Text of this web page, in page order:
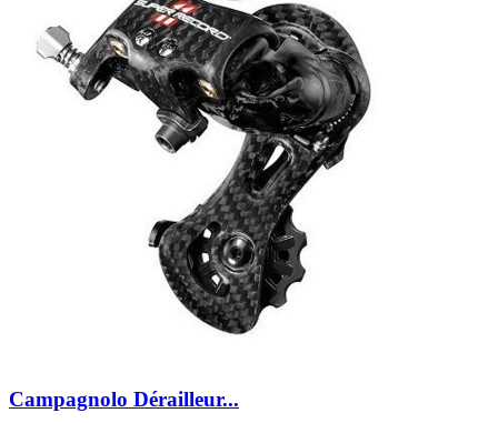
Campagnolo Dérailleur...